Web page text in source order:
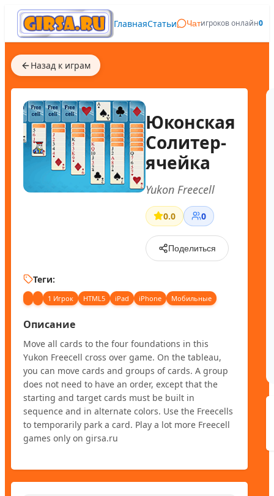
ГлавнаяСтатьи Чатигроков онлайн0
Назад к играм
Юконская
Солитер-
ячейка
Yukon Freecell
0.0 0
Поделиться
Теги:
1 Игрок HTML5 iPad iPhone Мобильные
Описание
Move all cards to the four foundations in this
Yukon Freecell cross over game. On the tableau,
you can move cards and groups of cards. A group
does not need to have an order, except that the
starting and target cards must be built in
sequence and in alternate colors. Use the Freecells
to temporarily park a card. Play a lot more Freecell
games only on girsa.ru